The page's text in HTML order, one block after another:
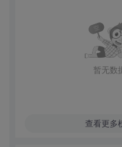
暂无数
查看更多